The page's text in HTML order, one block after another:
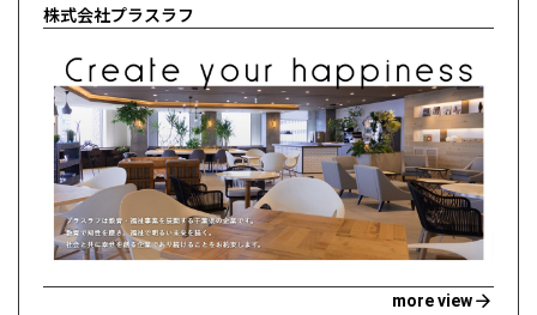
株式会社プラスラフ
more viewarrow_forward